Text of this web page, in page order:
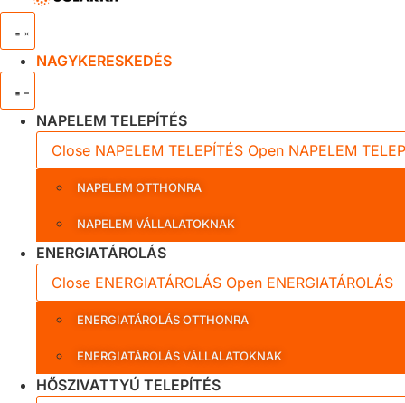
NAGYKERESKEDÉS
NAPELEM TELEPÍTÉS
Close NAPELEM TELEPÍTÉS Open NAPELEM
NAPELEM OTTHONRA
NAPELEM VÁLLALATOKNAK
ENERGIATÁROLÁS
Close ENERGIATÁROLÁS Open ENERGIATÁROLÁS
ENERGIATÁROLÁS OTTHONRA
ENERGIATÁROLÁS VÁLLALATOKNAK
HŐSZIVATTYÚ TELEPÍTÉS